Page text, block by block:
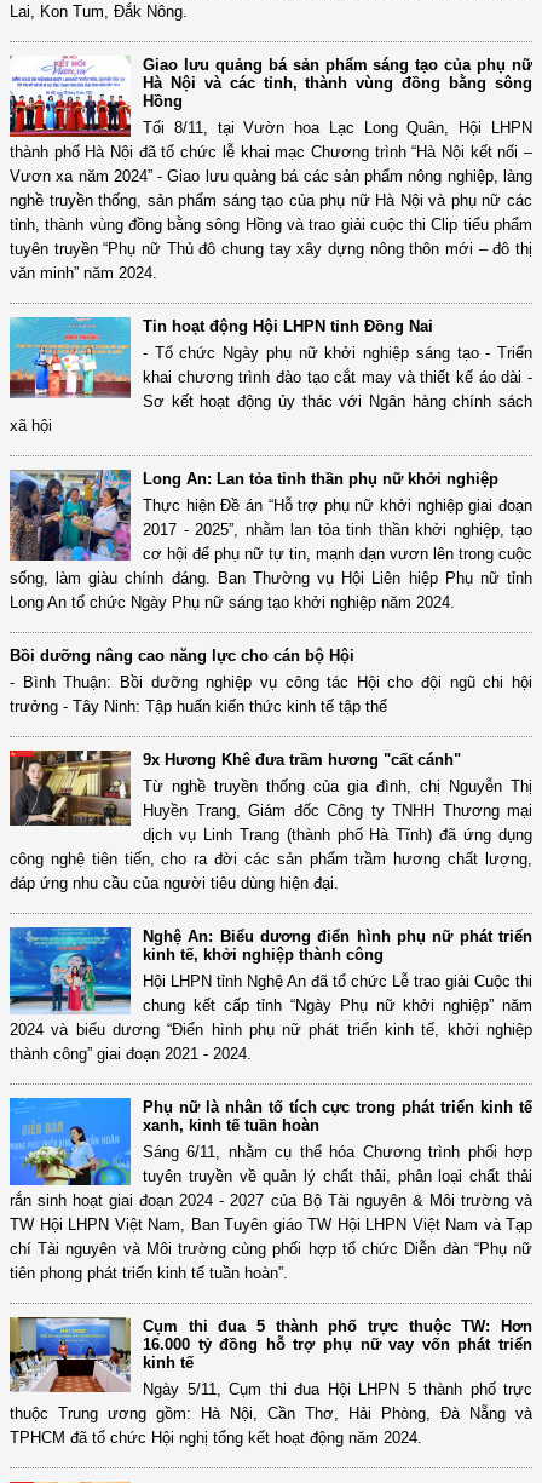
Lai, Kon Tum, Đắk Nông.
Giao lưu quảng bá sản phẩm sáng tạo của phụ nữ
Hà Nội và các tỉnh, thành vùng đồng bằng sông
Hồng
Tối 8/11, tại Vườn hoa Lạc Long Quân, Hội LHPN
thành phố Hà Nội đã tổ chức lễ khai mạc Chương trình “Hà Nội kết nối –
Vươn xa năm 2024” - Giao lưu quảng bá các sản phẩm nông nghiệp, làng
nghề truyền thống, sản phẩm sáng tạo của phụ nữ Hà Nội và phụ nữ các
tỉnh, thành vùng đồng bằng sông Hồng và trao giải cuộc thi Clip tiểu phẩm
tuyên truyền “Phụ nữ Thủ đô chung tay xây dựng nông thôn mới – đô thị
văn minh” năm 2024.
Tin hoạt động Hội LHPN tỉnh Đồng Nai
- Tổ chức Ngày phụ nữ khởi nghiệp sáng tạo - Triển
khai chương trình đào tạo cắt may và thiết kế áo dài -
Sơ kết hoạt động ủy thác với Ngân hàng chính sách
xã hội
Long An: Lan tỏa tinh thần phụ nữ khởi nghiệp
Thực hiện Đề án “Hỗ trợ phụ nữ khởi nghiệp giai đoạn
2017 - 2025”, nhằm lan tỏa tinh thần khởi nghiệp, tạo
cơ hội để phụ nữ tự tin, mạnh dạn vươn lên trong cuộc
sống, làm giàu chính đáng. Ban Thường vụ Hội Liên hiệp Phụ nữ tỉnh
Long An tổ chức Ngày Phụ nữ sáng tạo khởi nghiệp năm 2024.
Bồi dưỡng nâng cao năng lực cho cán bộ Hội
- Bình Thuận: Bồi dưỡng nghiệp vụ công tác Hội cho đội ngũ chi hội
trưởng - Tây Ninh: Tập huấn kiến thức kinh tế tập thể
9x Hương Khê đưa trầm hương "cất cánh"
Từ nghề truyền thống của gia đình, chị Nguyễn Thị
Huyền Trang, Giám đốc Công ty TNHH Thương mại
dịch vụ Linh Trang (thành phố Hà Tĩnh) đã ứng dụng
công nghệ tiên tiến, cho ra đời các sản phẩm trầm hương chất lượng,
đáp ứng nhu cầu của người tiêu dùng hiện đại.
Nghệ An: Biểu dương điển hình phụ nữ phát triển
kinh tế, khởi nghiệp thành công
Hội LHPN tỉnh Nghệ An đã tổ chức Lễ trao giải Cuộc thi
chung kết cấp tỉnh “Ngày Phụ nữ khởi nghiệp” năm
2024 và biểu dương “Điển hình phụ nữ phát triển kinh tế, khởi nghiệp
thành công” giai đoạn 2021 - 2024.
Phụ nữ là nhân tố tích cực trong phát triển kinh tế
xanh, kinh tế tuần hoàn
Sáng 6/11, nhằm cụ thể hóa Chương trình phối hợp
tuyên truyền về quản lý chất thải, phân loại chất thải
rắn sinh hoạt giai đoạn 2024 - 2027 của Bộ Tài nguyên & Môi trường và
TW Hội LHPN Việt Nam, Ban Tuyên giáo TW Hội LHPN Việt Nam và Tạp
chí Tài nguyên và Môi trường cùng phối hợp tổ chức Diễn đàn “Phụ nữ
tiên phong phát triển kinh tế tuần hoàn”.
Cụm thi đua 5 thành phố trực thuộc TW: Hơn
16.000 tỷ đồng hỗ trợ phụ nữ vay vốn phát triển
kinh tế
Ngày 5/11, Cụm thi đua Hội LHPN 5 thành phố trực
thuộc Trung ương gồm: Hà Nội, Cần Thơ, Hải Phòng, Đà Nẵng và
TPHCM đã tổ chức Hội nghị tổng kết hoạt động năm 2024.